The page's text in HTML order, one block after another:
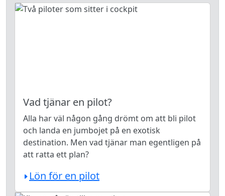
Vad tjänar en pilot?
Alla har väl någon gång drömt om att bli pilot
och landa en jumbojet på en exotisk
destination. Men vad tjänar man egentligen på
att ratta ett plan?
Lön för en pilot